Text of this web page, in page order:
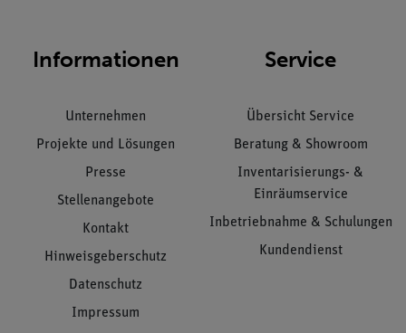
Informationen
Unternehmen
Projekte und Lösungen
Presse
Stellenangebote
Kontakt
Hinweisgeberschutz
Datenschutz
Impressum
Service
Übersicht Service
Beratung & Showroom
Inventarisierungs- &
Einräumservice
Inbetriebnahme & Schulungen
Kundendienst